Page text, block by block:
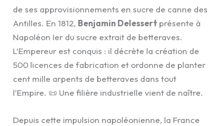
de ses approvisionnements en sucre de canne des
Antilles. En 1812, Benjamin Delessert présente à
Napoléon Ier du sucre extrait de betteraves.
L’Empereur est conquis : il décrète la création de
500 licences de fabrication et ordonne de planter
cent mille arpents de betteraves dans tout
l’Empire. 📜 Une filière industrielle vient de naître.
Depuis cette impulsion napoléonienne, la France